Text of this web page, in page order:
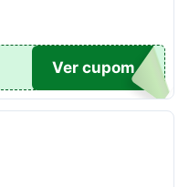
OM10
Ver cupom